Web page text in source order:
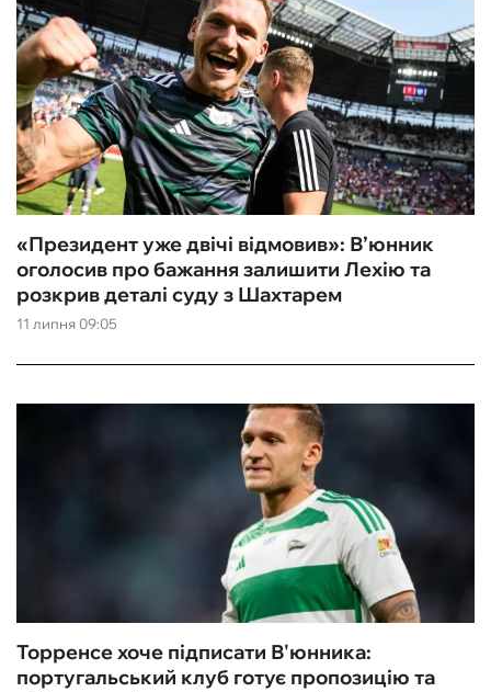
11 липня 09:05
«Президент уже двічі відмовив»: В’юнник
оголосив про бажання залишити Лехію та
розкрив деталі суду з Шахтарем
Торренсе хоче підписати В'юнника:
португальський клуб готує пропозицію та